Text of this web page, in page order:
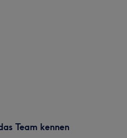
Team kennen